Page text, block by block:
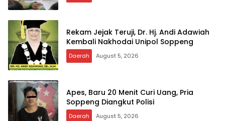
Rekam Jejak Teruji, Dr. Hj. Andi Adawiah
Kembali Nakhodai Unipol Soppeng
Daerah August 5, 2026
Apes, Baru 20 Menit Curi Uang, Pria
Soppeng Diangkut Polisi
Daerah August 5, 2026